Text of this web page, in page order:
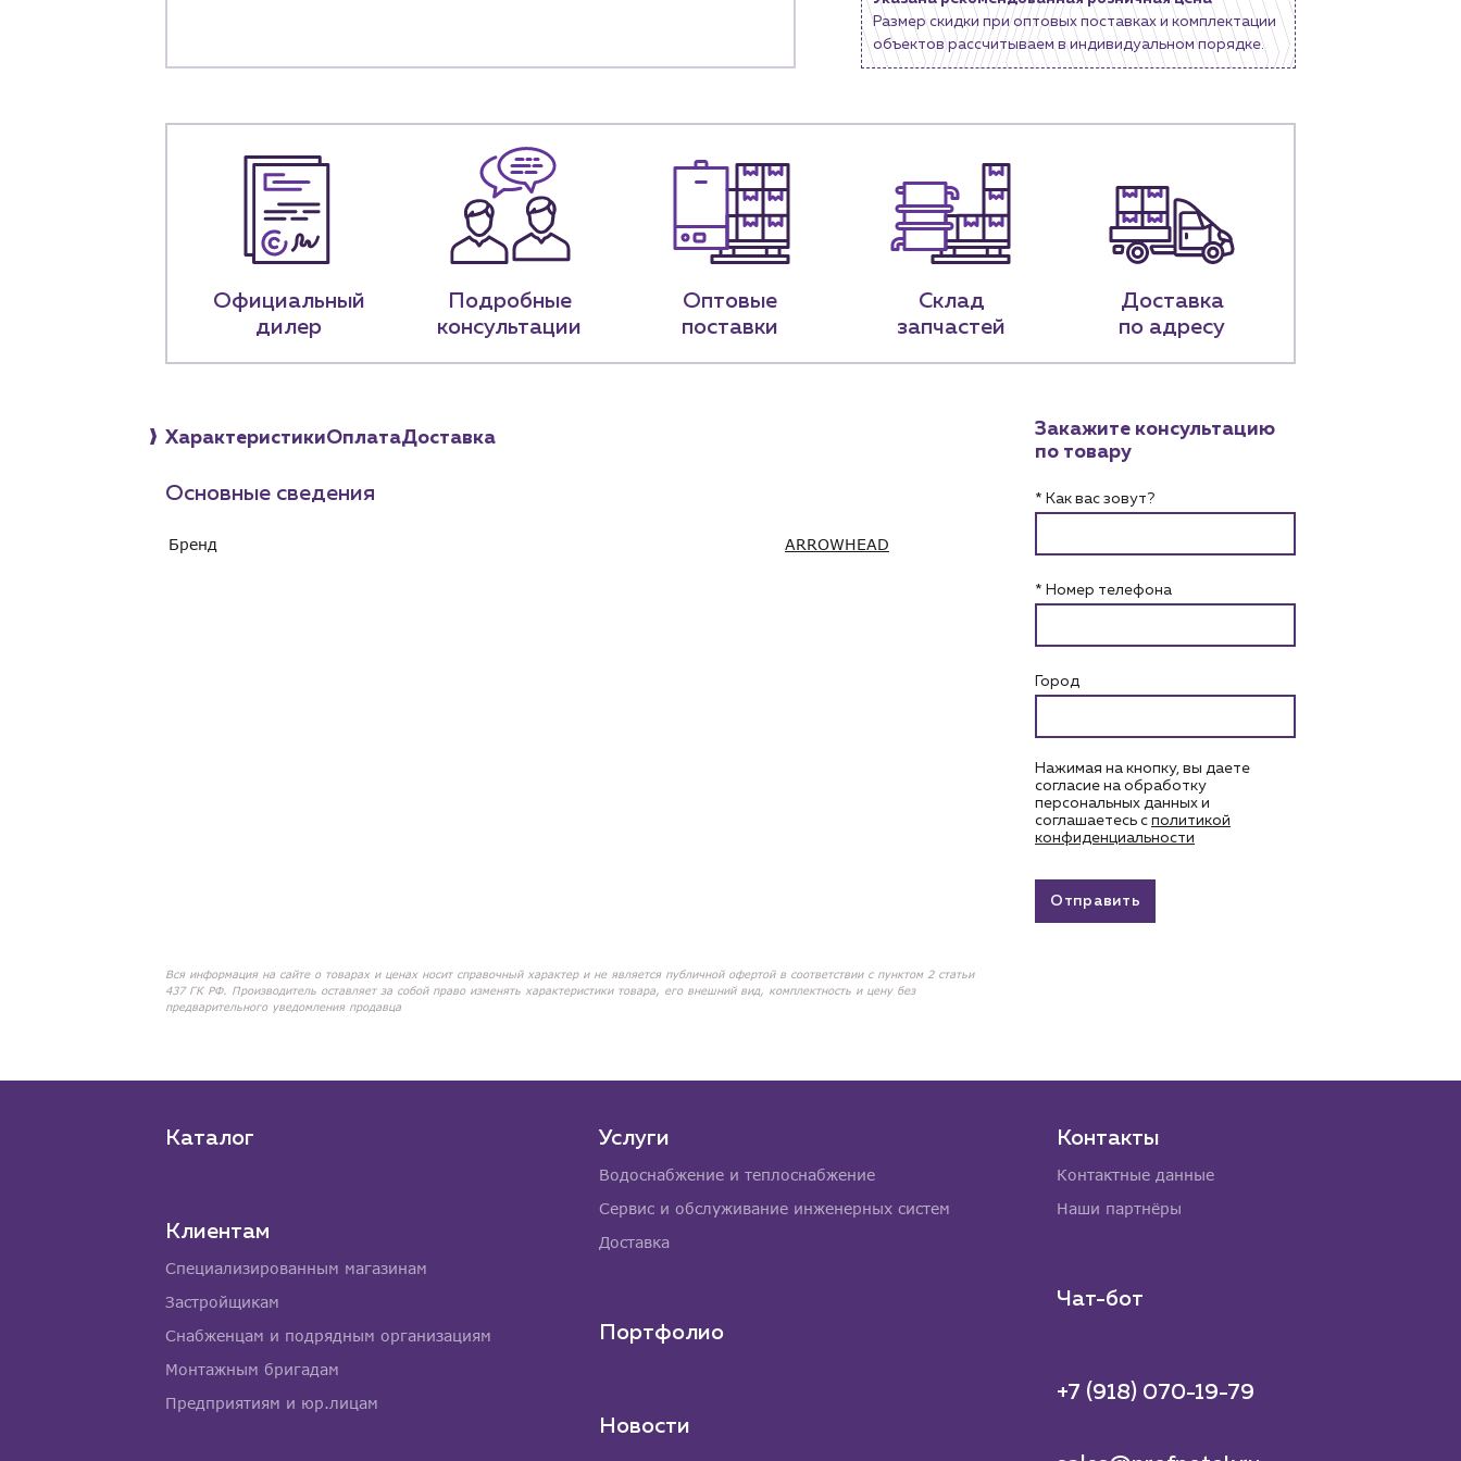
Размер скидки при оптовых поставках и комплектации
объектов рассчитываем в индивидуальном порядке.
Официальный
дилер
Подробные
консультации
Оптовые
поставки
Склад
запчастей
Доставка
по адресу
ХарактеристикиОплатаДоставка
Основные сведения
Бренд ARROWHEAD
Вся информация на сайте о товарах и ценах носит справочный характер и не является публичной офертой в соответствии с пунктом 2 статьи
437 ГК РФ. Производитель оставляет за собой право изменять характеристики товара, его внешний вид, комплектность и цену без
предварительного уведомления продавца
Закажите консультацию
по товару
* Как вас зовут?
* Номер телефона
Город
Нажимая на кнопку, вы даете
согласие на обработку
персональных данных и
соглашаетесь c политикой
конфиденциальности
Отправить
Каталог
Клиентам
Специализированным магазинам
Застройщикам
Снабженцам и подрядным организациям
Монтажным бригадам
Предприятиям и юр.лицам
Услуги
Водоснабжение и теплоснабжение
Сервис и обслуживание инженерных систем
Доставка
Портфолио
Новости
Контакты
Контактные данные
Наши партнёры
Чат-бот
+7 (918) 070-19-79